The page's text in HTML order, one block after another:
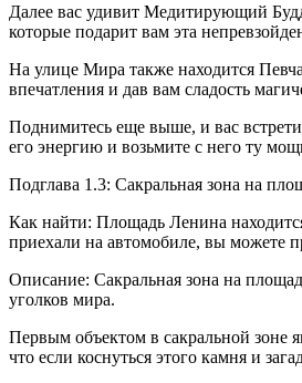
Далее вас удивит Медитирующий
которые подарит вам эта
На улице Мира также находится
впечатления и дав вам сладость
Поднимитесь еще выше, и вас
его энергию и возьмите с него ту
Подглава 1.3: Сакральная зона на
Как найти: Площадь Ленина
приехали на автомобиле, вы можете
Описание: Сакральная зона на
уголков мира.
Первым объектом в сакральной зоне
что если коснуться этого камня и